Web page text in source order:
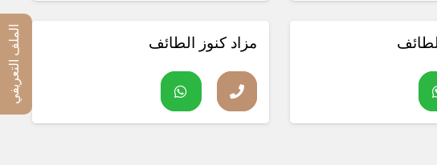
مزاد منتهي
مزاد كنوز الطائف الملف التعريفي